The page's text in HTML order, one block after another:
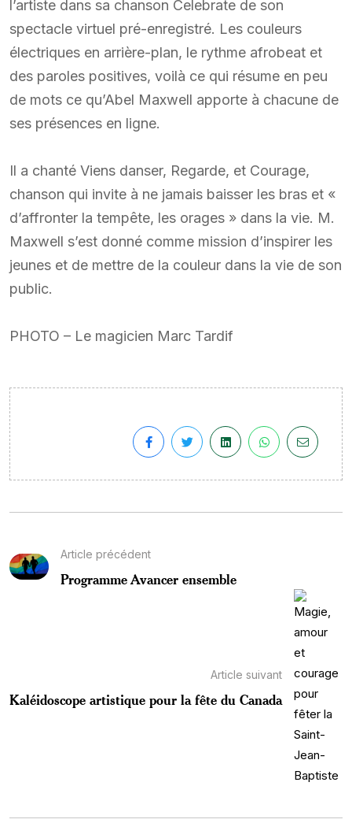
l’artiste dans sa chanson Celebrate de son
spectacle virtuel pré-enregistré. Les couleurs
électriques en arrière-plan, le rythme afrobeat et
des paroles positives, voilà ce qui résume en peu
de mots ce qu’Abel Maxwell apporte à chacune de
ses présences en ligne.
Il a chanté Viens danser, Regarde, et Courage,
chanson qui invite à ne jamais baisser les bras et «
d’affronter la tempête, les orages » dans la vie. M.
Maxwell s’est donné comme mission d’inspirer les
jeunes et de mettre de la couleur dans la vie de son
public.
PHOTO – Le magicien Marc Tardif
Article précédent
Programme Avancer ensemble
Article suivant
Kaléidoscope artistique pour la fête du Canada